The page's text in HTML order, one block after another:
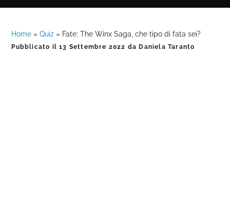
Home »Quiz » Fate: The Winx Saga, che tipo di fata sei?
Pubblicato il13 Settembre 2022 da Daniela Taranto